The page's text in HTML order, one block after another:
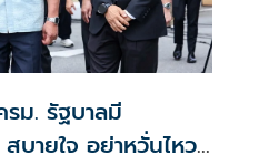
ม. รัฐบาลมี
บายใจ อย่าหวั่นไหว